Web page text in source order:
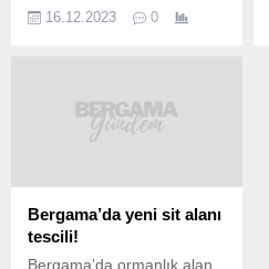
işçi kesimini temsil eden
ücretlilerin temel giderlerinin
vergi matrahından
tüm sosyal yardım
kalemlerinin de mümkün
olduğunca SGK prim
16.12.2023 0
Bergama’da yeni sit alanı
tescili!
Bergama’da ormanlık alan